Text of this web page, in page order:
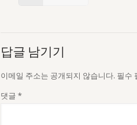
답글 남기기
이메일 주소는 공개되지 않습니다. 필수
댓글 *